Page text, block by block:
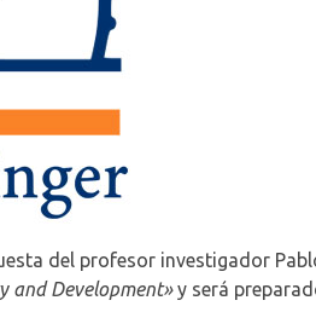
del profesor investigador
and Development»y será